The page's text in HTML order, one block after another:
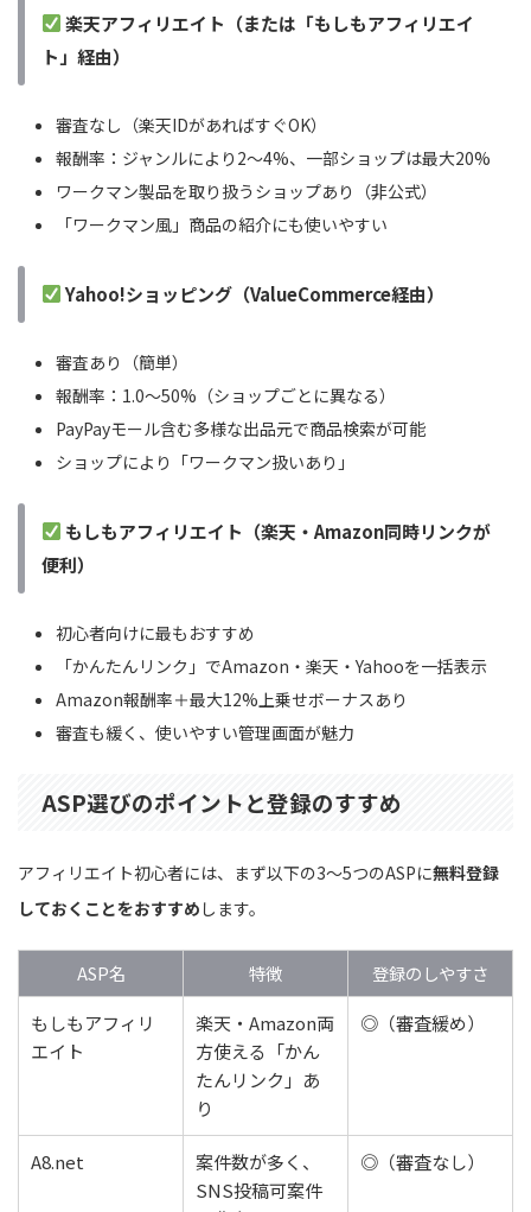
楽天アフィリエイト（または「もしもアフィリエイ
ト」経由）
審査なし（楽天IDがあればすぐOK）
報酬率：ジャンルにより2〜4%、一部ショップは最大20%
ワークマン製品を取り扱うショップあり（非公式）
「ワークマン風」商品の紹介にも使いやすい
Yahoo!ショッピング（ValueCommerce経由）
審査あり（簡単）
報酬率：1.0〜50%（ショップごとに異なる）
PayPayモール含む多様な出品元で商品検索が可能
ショップにより「ワークマン扱いあり」
もしもアフィリエイト（楽天・Amazon同時リンクが
便利）
初心者向けに最もおすすめ
「かんたんリンク」でAmazon・楽天・Yahooを一括表示
Amazon報酬率＋最大12%上乗せボーナスあり
審査も緩く、使いやすい管理画面が魅力
ASP選びのポイントと登録のすすめ
アフィリエイト初心者には、まず以下の3〜5つのASPに無料登録
しておくことをおすすめ します。
ASP名 特徴
登録のしやすさ
もしもアフィリ
エイト
楽天・Amazon両
方使える「かん
たんリンク」あ
り
◎（審査緩め）
A8.net
案件数が多く、
SNS投稿可案件
◎（審査なし）